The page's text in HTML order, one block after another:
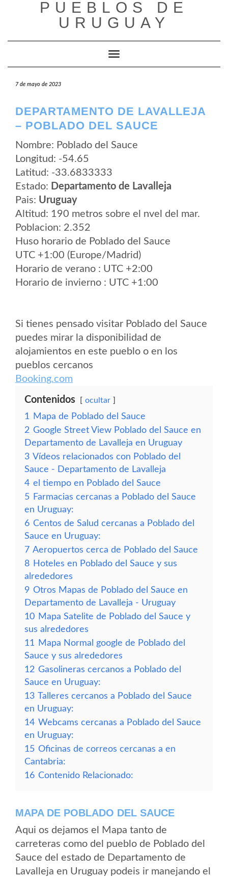
PUEBLOS DE
URUGUAY
Cambiar modo de navegación
7 de mayo de 2023
DEPARTAMENTO DE LAVALLEJA
– POBLADO DEL SAUCE
Nombre: Poblado del Sauce
Longitud: -54.65
Latitud: -33.6833333
Estado: Departamento de Lavalleja
Pais: Uruguay
Altitud: 190 metros sobre el nvel del mar.
Poblacion: 2.352
Huso horario de Poblado del Sauce
UTC +1:00 (Europe/Madrid)
Horario de verano : UTC +2:00
Horario de invierno : UTC +1:00
Si tienes pensado visitar Poblado del Sauce
puedes mirar la disponibilidad de
alojamientos en este pueblo o en los
pueblos cercanos
Booking.com
Contenidos ocultar
1
Mapa de Poblado del Sauce
2 Google Street View Poblado del Sauce en
Departamento de Lavalleja en Uruguay
3 Vídeos relacionados con Poblado del
Sauce - Departamento de Lavalleja
4 el tiempo en Poblado del Sauce
5 Farmacias cercanas a Poblado del Sauce
en Uruguay:
6 Centos de Salud cercanas a Poblado del
Sauce en Uruguay:
7 Aeropuertos cerca de Poblado del Sauce
8 Hoteles en Poblado del Sauce y sus
alrededores
9 Otros Mapas de Poblado del Sauce en
Departamento de Lavalleja - Uruguay
10 Mapa Satelite de Poblado del Sauce y
sus alrededores
11
Mapa Normal google de Poblado del
Sauce y sus alrededores
12 Gasolineras cercanos a Poblado del
Sauce en Uruguay:
13 Talleres cercanos a Poblado del Sauce
en Uruguay:
14 Webcams cercanas a Poblado del Sauce
en Uruguay:
15 Oficinas de correos cercanas a en
Cantabria:
16 Contenido Relacionado:
MAPA DE POBLADO DEL SAUCE
Aqui os dejamos el Mapa tanto de
carreteras como del pueblo de Poblado del
Sauce del estado de Departamento de
Lavalleja en Uruguay podeis ir manejando el